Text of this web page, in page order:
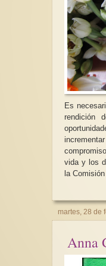
Es
rendición
vida y los
la
martes, 28 de
Anna